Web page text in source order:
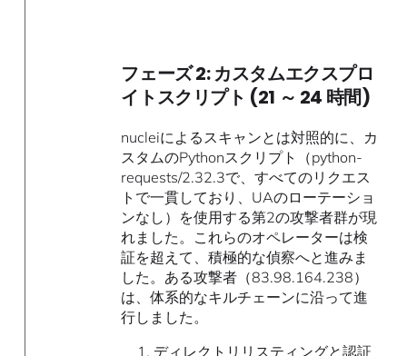
フェーズ 2: カスタムエクスプロ
イトスクリプト (21 ～ 24 時間)
nucleiによるスキャンとは対照的に、カ
スタムのPythonスクリプト（python-
requests/2.32.3で、すべてのリクエス
トで一貫しており、UAのローテーショ
ンなし）を使用する第2の攻撃者群が現
れました。これらのオペレーターは検
証を超えて、積極的な偵察へと進みま
した。ある攻撃者（83.98.164.238）
は、体系的なキルチェーンに沿って進
行しました。
ディレクトリリスティングと認証